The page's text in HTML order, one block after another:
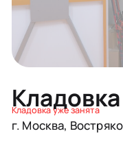
Кладовка уже занята
г. Москва,